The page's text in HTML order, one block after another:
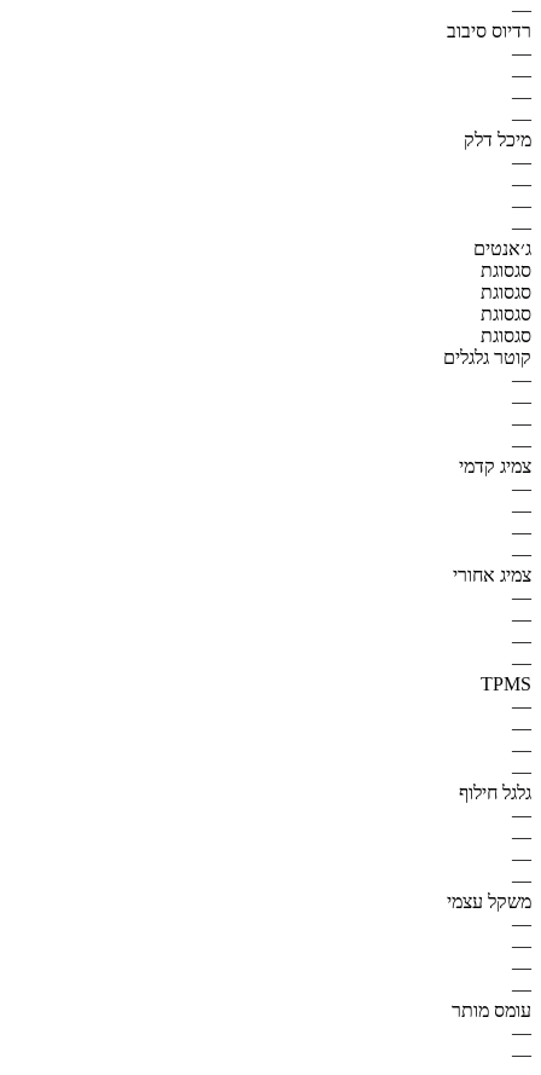
—
רדיוס סיבוב
—
—
—
—
מיכל דלק
—
—
—
—
ג׳אנטים
סגסוגת
סגסוגת
סגסוגת
סגסוגת
קוטר גלגלים
—
—
—
—
צמיג קדמי
—
—
—
—
צמיג אחורי
—
—
—
—
TPMS
—
—
—
—
גלגל חילוף
—
—
—
—
משקל עצמי
—
—
—
—
עומס מותר
—
—